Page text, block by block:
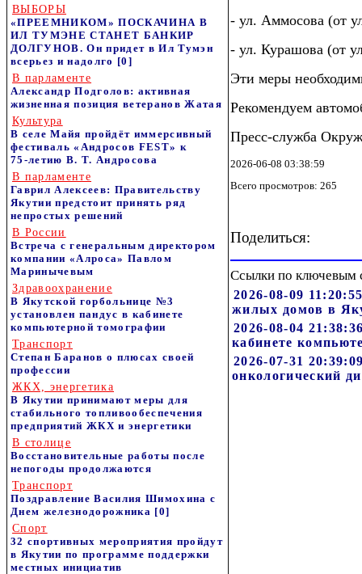
ВЫБОРЫ
«ПРЕЕМНИКОМ» ПОСКАЧИНА В
ИЛ ТУМЭНЕ СТАНЕТ БАНКИР
ДОЛГУНОВ. Он придет в Ил Тумэн
всерьез и надолго [0]
В парламенте
Александр Подголов: активная
жизненная позиция ветеранов Жатая
Культура
В селе Майя пройдёт иммерсивный
фестиваль «Андросов FEST» к
75‑летию В. Т. Андросова
В парламенте
Гаврил Алексеев: Правительству
Якутии предстоит принять ряд
непростых решений
В России
Встреча с генеральным директором
компании «Алроса» Павлом
Маринычевым
Здравоохранение
В Якутской горбольнице №3
установлен пандус в кабинете
компьютерной томографии
Транспорт
Степан Баранов о плюсах своей
профессии
ЖКХ, энергетика
В Якутии принимают меры для
стабильного топливообеспечения
предприятий ЖКХ и энергетики
В столице
Восстановительные работы после
непогоды продолжаются
Транспорт
Поздравление Василия Шимохина с
Днем железнодорожника [0]
Спорт
32 спортивных мероприятия пройдут
в Якутии по программе поддержки
местных инициатив
- ул. Аммосова (от
- ул. Курашова (от
Эти меры
Рекомендуем
Пресс-служба
2026-06-08 03:38:59
Всего просмотров: 265
Поделиться:
Ссылки по ключевым
2026-08-09
жилых домов в
2026-08-04
кабинете
2026-07-31
онкологический